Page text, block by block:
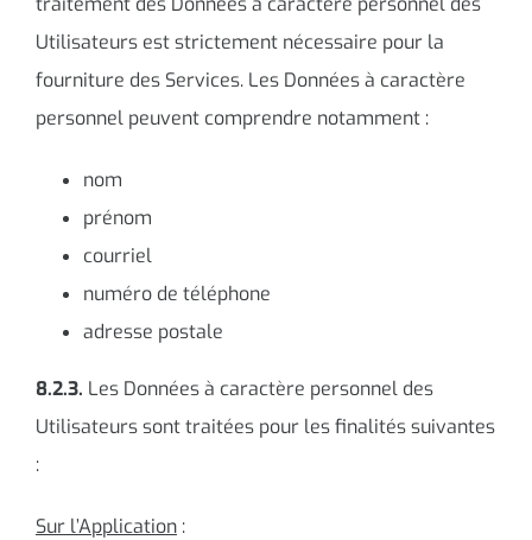
Utilisateurs est strictement nécessaire pour la
fourniture des Services. Les Données à caractère
personnel peuvent comprendre notamment :
nom
prénom
courriel
numéro de téléphone
adresse postale
8.2.3. Les Données à caractère personnel des
Utilisateurs sont traitées pour les finalités suivantes
:
Sur l’Application: